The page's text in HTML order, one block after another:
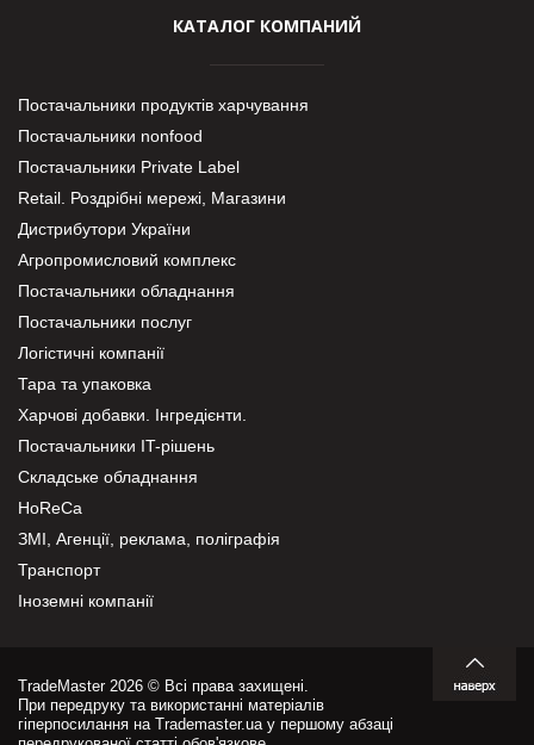
КАТАЛОГ КОМПАНИЙ
Постачальники продуктів харчування
Постачальники nonfood
Постачальники Private Label
Retail. Роздрібні мережі, Магазини
Дистрибутори України
Агропромисловий комплекс
Постачальники обладнання
Постачальники послуг
Логістичні компанії
Тара та упаковка
Харчові добавки. Інгредієнти.
Постачальники IT-рішень
Складське обладнання
HoReCa
ЗМІ, Агенції, реклама, поліграфія
Транспорт
Іноземні компанії
TradeMaster 2026 © Всі права захищені.
При передруку та використанні матеріалів
гіперпосилання на Trademaster.ua у першому абзаці